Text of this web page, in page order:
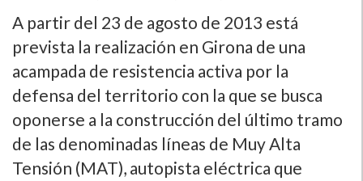
A partir del 23 de agosto de 2013 está
prevista la realización en Girona de una
acampada de resistencia activa por la
defensa del territorio con la que se busca
oponerse a la construcción del último tramo
de las denominadas lí­neas de Muy Alta
Tensión (MAT), autopista eléctrica que